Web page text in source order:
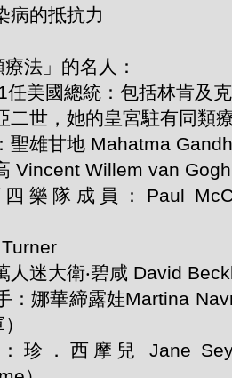
病的抵抗力
法」的名人：
任美國總統：包括林肯及
二世，她的皇宮駐有同類
聖雄甘地 Mahatma
Vincent Willem van Gogh
樂隊成員：Paul
人迷大衛‧碧咸 David
：娜華締露娃Martina
珍．西摩兒 Jane